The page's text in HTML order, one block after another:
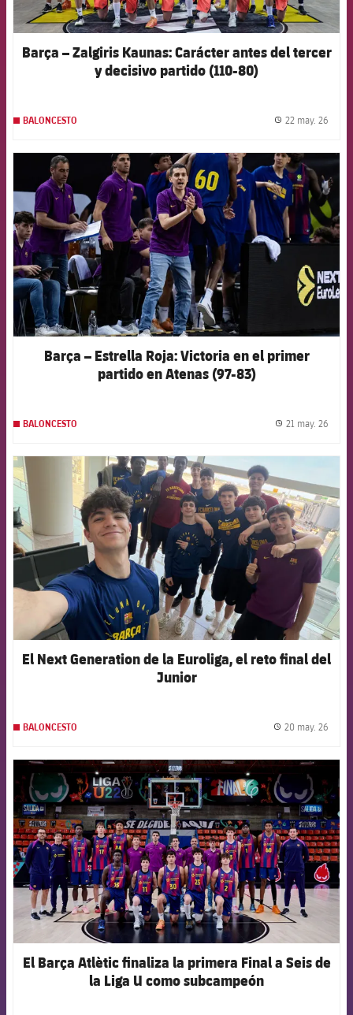
Barça – Zalgiris Kaunas: Carácter antes del tercer
y decisivo partido (110-80)
BALONCESTO 22 may. 26
FCB Barcelona badge
Barça – Estrella Roja: Victoria en el primer
partido en Atenas (97-83)
BALONCESTO 21 may. 26
FCB Barcelona badge
El Next Generation de la Euroliga, el reto final del
Junior
BALONCESTO 20 may. 26
FCB Barcelona badge
El Barça Atlètic finaliza la primera Final a Seis de
la Liga U como subcampeón